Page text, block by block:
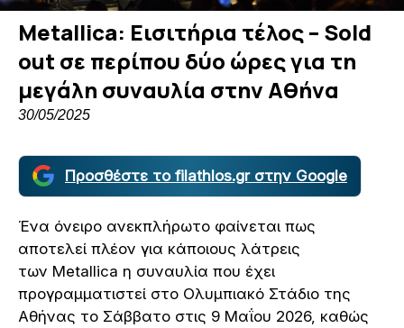
Metallica: Εισιτήρια τέλος – Sold
out σε περίπου δύο ώρες για τη
μεγάλη συναυλία στην Αθήνα
30/05/2025
Προσθέστε το filathlos.gr στην Google
Ένα όνειρο ανεκπλήρωτο φαίνεται πως
αποτελεί πλέον για κάποιους λάτρεις
των Metallica η συναυλία που έχει
προγραμματιστεί στο Ολυμπιακό Στάδιο της
Αθήνας το Σάββατο στις 9 Μαΐου 2026, καθώς